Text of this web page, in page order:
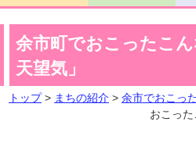
余市町でおこったこ
天望気」
トップ> まちの紹介 > 余市でおこっ
おこった